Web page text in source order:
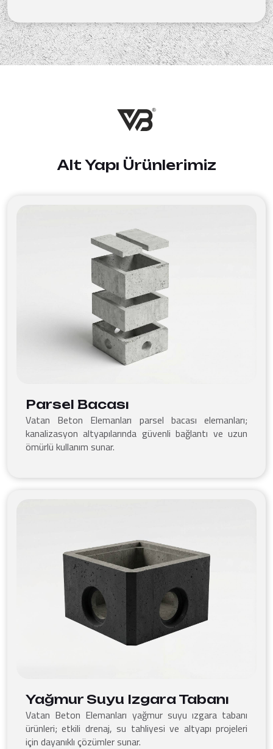
Alt Yapı Ürünlerimiz
Parsel Bacası
Vatan Beton Elemanları parsel bacası elemanları;
kanalizasyon altyapılarında güvenli bağlantı ve uzun
ömürlü kullanım sunar.
Yağmur Suyu Izgara Tabanı
Vatan Beton Elemanları yağmur suyu ızgara tabanı
ürünleri; etkili drenaj, su tahliyesi ve altyapı projeleri
için dayanıklı çözümler sunar.